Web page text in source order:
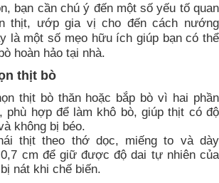
bạn cần chú ý đến một số yếu tố quan
thịt, ướp gia vị cho đến cách nướng
là một số mẹo hữu ích giúp bạn có thể
hoàn hảo tại nhà.
thịt bò
thịt bò thăn hoặc bắp bò vì hai phần
phù hợp để làm khô bò, giúp thịt có độ
không bị béo.
thịt theo thớ dọc, miếng to và dày
cm để giữ được độ dai tự nhiên của
nát khi chế biến.